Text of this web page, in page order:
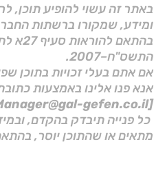
באתר זה עשוי להופיע תוכן,
ומידע, שמקורו ברשתות
בהתאם
התשס"ח–2007.
אם אתם בעלי זכויות בתוכן
אנא פנו אלינו באמצעות
[Manager@gal-gefen.co.il]
כל פנייה תיבדק בהקדם,
מתאים או שהתוכן יוסר,